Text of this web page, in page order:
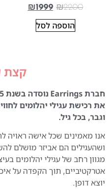
₪2200
₪1999
הוספה לסל
קצת
את רכישת עגילי יהלומים
וגבר, בכל גיל.
אנו מאמינים שכל אישה ראויה
ושהעגילים הם אביזר מושלם
מגוון רחב של עגילי יהלומים
אטרקטיביים, תוך הקפדה על
יוצא דופן.